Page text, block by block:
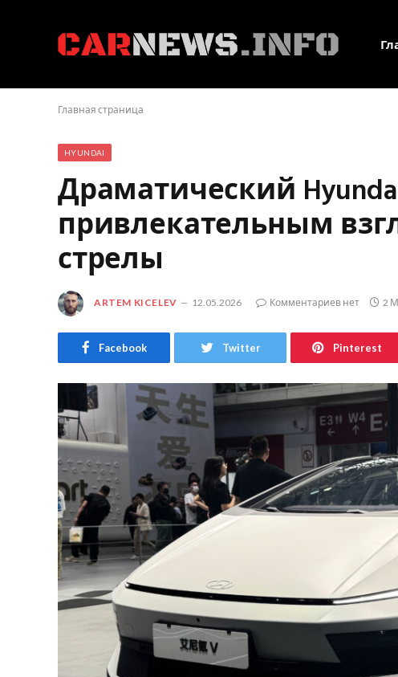
Главная страница
HYUNDAI
Драматический
привлекательным
стрелы
ARTEM KICELEV 12.05.2026 Комментариев нет 2
Facebook Twitter Pinterest